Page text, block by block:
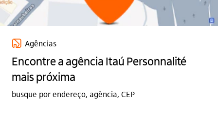
agencia_itau_base Agências
Encontre a agência Itaú Personnalité
mais próxima
busque por endereço, agência, CEP